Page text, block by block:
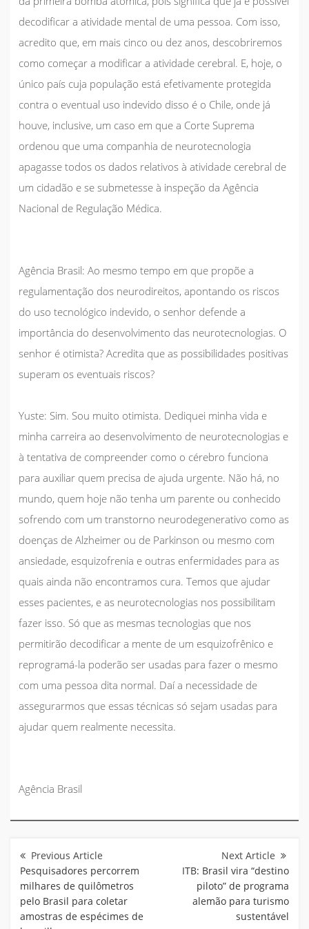
decodificar a atividade mental de uma pessoa. Com isso,
acredito que, em mais cinco ou dez anos, descobriremos
como começar a modificar a atividade cerebral. E, hoje, o
único país cuja população está efetivamente protegida
contra o eventual uso indevido disso é o Chile, onde já
houve, inclusive, um caso em que a Corte Suprema
ordenou que uma companhia de neurotecnologia
apagasse todos os dados relativos à atividade cerebral de
um cidadão e se submetesse à inspeção da Agência
Nacional de Regulação Médica.
Agência Brasil: Ao mesmo tempo em que propõe a
regulamentação dos neurodireitos, apontando os riscos
do uso tecnológico indevido, o senhor defende a
importância do desenvolvimento das neurotecnologias. O
senhor é otimista? Acredita que as possibilidades positivas
superam os eventuais riscos?
Yuste: Sim. Sou muito otimista. Dediquei minha vida e
minha carreira ao desenvolvimento de neurotecnologias e
à tentativa de compreender como o cérebro funciona
para auxiliar quem precisa de ajuda urgente. Não há, no
mundo, quem hoje não tenha um parente ou conhecido
sofrendo com um transtorno neurodegenerativo como as
doenças de Alzheimer ou de Parkinson ou mesmo com
ansiedade, esquizofrenia e outras enfermidades para as
quais ainda não encontramos cura. Temos que ajudar
esses pacientes, e as neurotecnologias nos possibilitam
fazer isso. Só que as mesmas tecnologias que nos
permitirão decodificar a mente de um esquizofrênico e
reprogramá-la poderão ser usadas para fazer o mesmo
com uma pessoa dita normal. Daí a necessidade de
assegurarmos que essas técnicas só sejam usadas para
ajudar quem realmente necessita.
Agência Brasil
de
Post
Pesquisadores percorrem
milhares de quilômetros
pelo Brasil para coletar
amostras de espécimes de
ITB: Brasil vira “destino
piloto” de programa
alemão para turismo
sustentável